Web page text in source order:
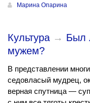
Марина Опарина
Культура→ Был
мужем?
В представлении
седовласый мудрец,
верная спутница —